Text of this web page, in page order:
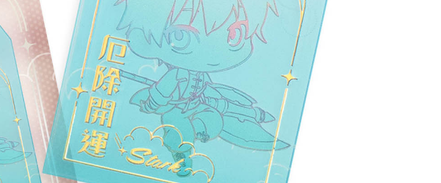
每筆NT$220
黑貓宅配-貨到付款
每筆NT$150